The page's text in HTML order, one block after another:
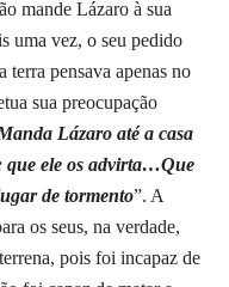
mande Lázaro à sua
uma vez, o seu pedido
terra pensava apenas no
sua preocupação
Lázaro até a casa
que ele os advirta…Que
de tormento”. A
os seus, na verdade,
pois foi incapaz de